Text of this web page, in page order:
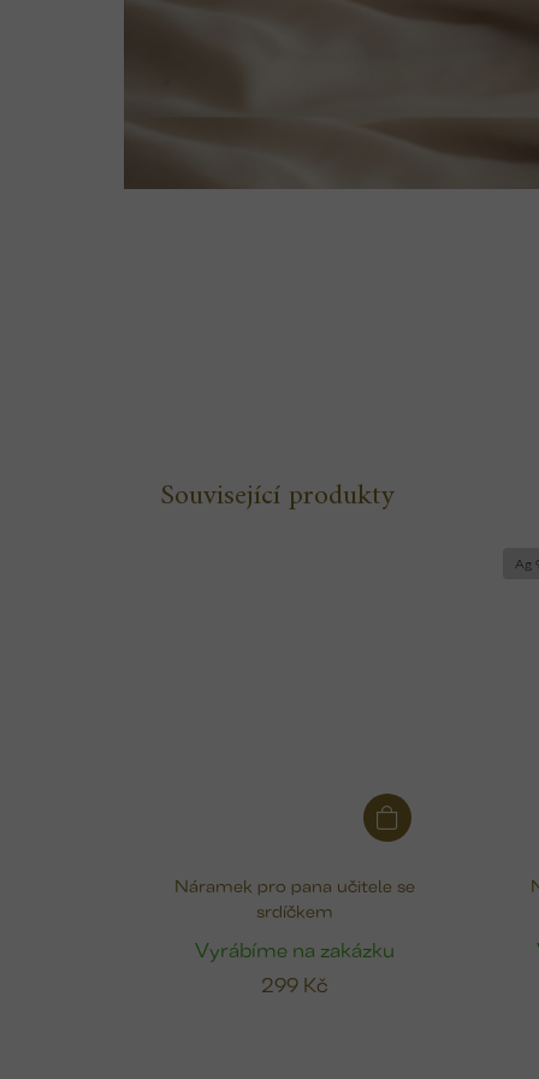
Související produkty
Náramek pro pana učitele se
srdíčkem
Vyrábíme na zakázku
299 Kč
Ag